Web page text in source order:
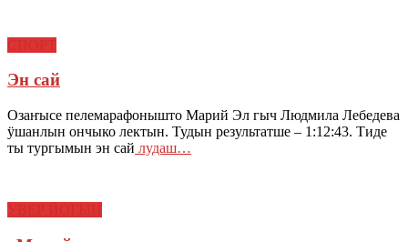
Эн сай
Озаҥысе пелемарафонышто Марий Эл гыч Людмила Лебедева
ӱшанлын ончыко лектын. Тудын результатше – 1:12:43. Тиде
ты тургымын эн сай лудаш…